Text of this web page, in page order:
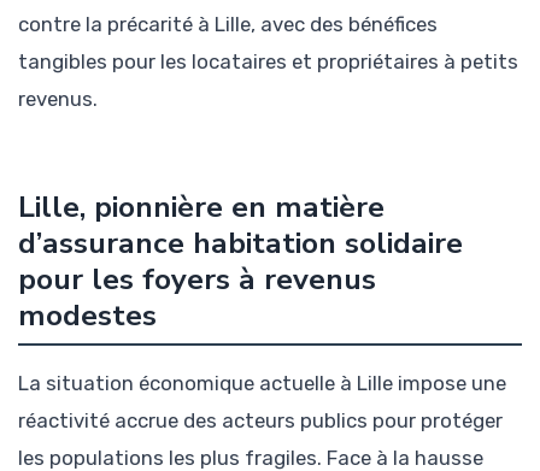
contre la précarité à Lille, avec des bénéfices
tangibles pour les locataires et propriétaires à petits
revenus.
Lille, pionnière en matière
d’assurance habitation solidaire
pour les foyers à revenus
modestes
La situation économique actuelle à Lille impose une
réactivité accrue des acteurs publics pour protéger
les populations les plus fragiles. Face à la hausse